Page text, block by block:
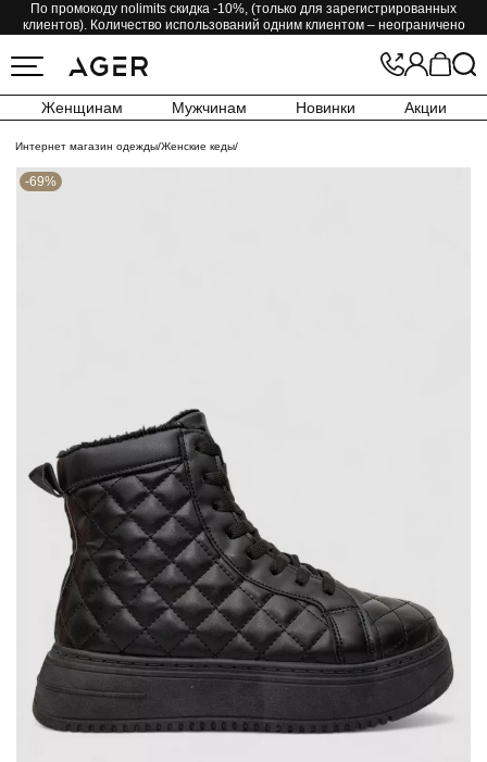
По промокоду nolimits скидка -10%, (только для зарегистрированных
клиентов). Количество использований одним клиентом – неограничено
Женщинам Мужчинам Новинки Акции
Интернет магазин одежды/Женские кеды/
-69%